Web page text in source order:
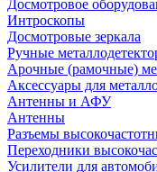
Досмотровое
Интроскопы
Досмотровые зеркала
Ручные
Арочные (рамочные)
Аксессуары для
Антенны и АФУ
Антенны
Разъемы
Переходники
Усилители для